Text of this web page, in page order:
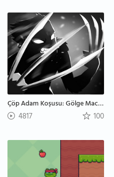
Çöp Adam Koşusu: Gölge Macerası
4817 100